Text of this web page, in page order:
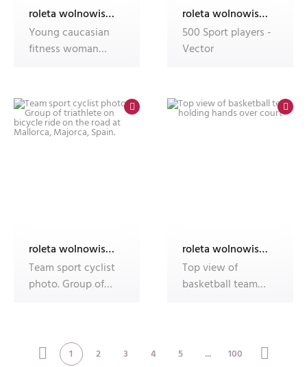
roleta wolnowisząca electro z nadrukiem
Young caucasian
fitness woman
roleta wolnowisząca electro z nadrukiem
500 Sport players -
Vector
roleta wolnowisząca electro z nadrukiem
Team sport cyclist
photo. Group of
roleta wolnowisząca electro z nadrukiem
Top view of
basketball team
1 2 3 4 5 ... 100